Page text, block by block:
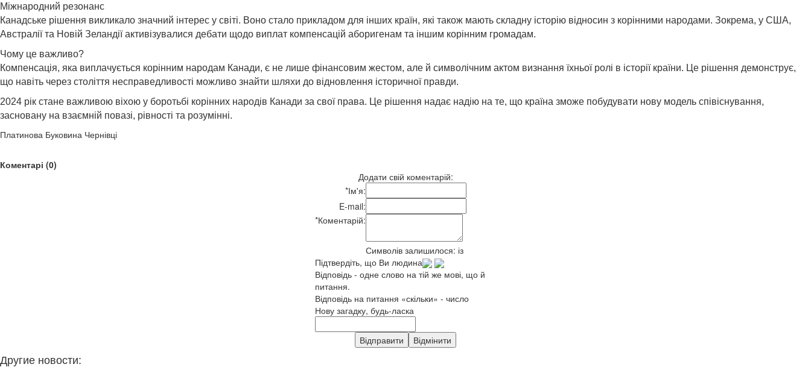
Міжнародний резонанс
Канадське рішення викликало значний інтерес у світі. Воно стало прикладом для інших країн, які також мають складну історію відносин з корінними народами. Зокрема, у США,
Австралії та Новій Зеландії активізувалися дебати щодо виплат компенсацій аборигенам та іншим корінним громадам.
Чому це важливо?
Компенсація, яка виплачується корінним народам Канади, є не лише фінансовим жестом, але й символічним актом визнання їхньої ролі в історії країни. Це рішення демонструє,
що навіть через століття несправедливості можливо знайти шляхи до відновлення історичної правди.
2024 рік стане важливою віхою у боротьбі корінних народів Канади за свої права. Це рішення надає надію на те, що країна зможе побудувати нову модель співіснування,
засновану на взаємній повазі, рівності та розумінні.
Платинова Буковина Чернівці
Коментарі (0)
Додати свій коментарій:
*Ім'я:
E-mail:
*Коментарій:
Символів залишилося: із
Підтвердіть, що Ви людина
Відповідь - одне слово на тій же мові, що й
питання.
Відповідь на питання «скільки» - число
Нову загадку, будь-ласка
Другие новости: